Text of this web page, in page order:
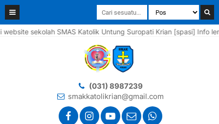
sekolah SMAS Katolik Untung Suropati Krian [spasi] Info
(031) 8987239
smakkatolikrian@gmail.com